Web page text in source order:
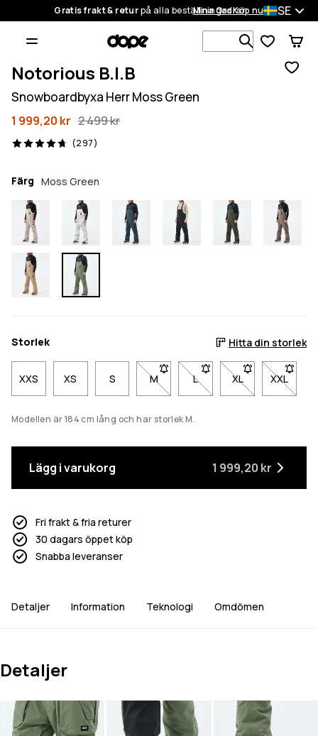
Gratis frakt & returpå alla beställningarKöp nu
Mina Ordrar SE
Sök bland
Notorious B.I.B
Snowboardbyxa Herr Moss Green
1 999,20 kr 2 499 kr
(297)
297 recensioner, 4.7/5
Färg Moss Green
Storlek Hitta din storlek
XXS XS S M- Storlek M är inte tillgänglig.
L- Storlek L är inte
XL- Storlek XL är
XXL
-
Modellen är 184 cm lång och har storlek M.
Lägg i varukorg 1 999,20 kr
Fri frakt & fria returer
30 dagars öppet köp
Snabba leveranser
Detaljer Information Teknologi Omdömen
Detaljer